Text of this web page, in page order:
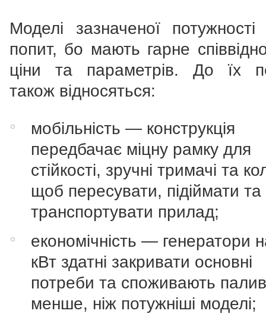
Моделі зазначеної
попит, бо мають гарне
ціни та параметрів. До їх
також відносяться:
мобільність — конструкція
передбачає міцну рамку для
стійкості, зручні тримачі та
щоб пересувати, підіймати та
транспортувати прилад;
економічність — генератори
кВт здатні закривати основні
потреби та споживають
менше, ніж потужніші моделі;